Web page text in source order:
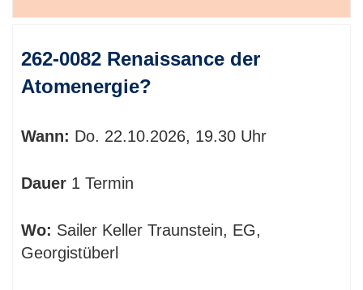
262-0082 Renaissance der
Atomenergie?
Wann: Do. 22.10.2026, 19.30 Uhr
Dauer 1 Termin
Wo: Sailer Keller Traunstein, EG,
Georgistüberl